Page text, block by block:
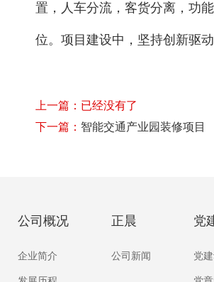
置，人车分流，客货分离，功
位。项目建设中，坚持创新驱
上一篇：已经没有了
下一篇： 智能交通产业园装修项目
公司概况
企业简介
正晨
公司新闻
党
党